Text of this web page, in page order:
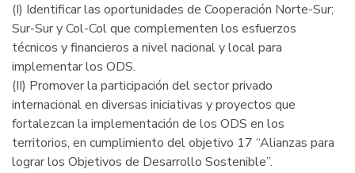
(I) Identificar las oportunidades de Cooperación Norte-Sur;
Sur-Sur y Col-Col que complementen los esfuerzos
técnicos y financieros a nivel nacional y local para
implementar los ODS.
(II) Promover la participación del sector privado
internacional en diversas iniciativas y proyectos que
fortalezcan la implementación de los ODS en los
territorios, en cumplimiento del objetivo 17 “Alianzas para
lograr los Objetivos de Desarrollo Sostenible”.